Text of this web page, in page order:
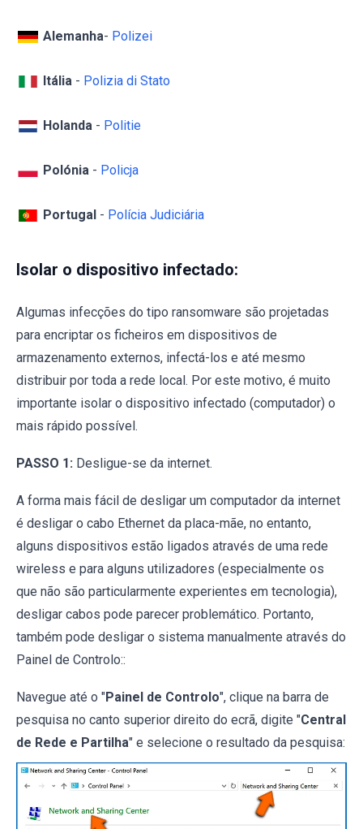
Alemanha- Polizei
Itália - Polizia di Stato
Holanda - Politie
Polónia - Policja
Portugal - Polícia Judiciária
Isolar o dispositivo infectado:
Algumas infecções do tipo ransomware são projetadas
para encriptar os ficheiros em dispositivos de
armazenamento externos, infectá-los e até mesmo
distribuir por toda a rede local. Por este motivo, é muito
importante isolar o dispositivo infectado (computador) o
mais rápido possível.
PASSO 1: Desligue-se da internet.
A forma mais fácil de desligar um computador da internet
é desligar o cabo Ethernet da placa-mãe, no entanto,
alguns dispositivos estão ligados através de uma rede
wireless e para alguns utilizadores (especialmente os
que não são particularmente experientes em tecnologia),
desligar cabos pode parecer problemático. Portanto,
também pode desligar o sistema manualmente através do
Painel de Controlo::
Navegue até o "Painel de Controlo", clique na barra de
pesquisa no canto superior direito do ecrã, digite "Central
de Rede e Partilha" e selecione o resultado da pesquisa: